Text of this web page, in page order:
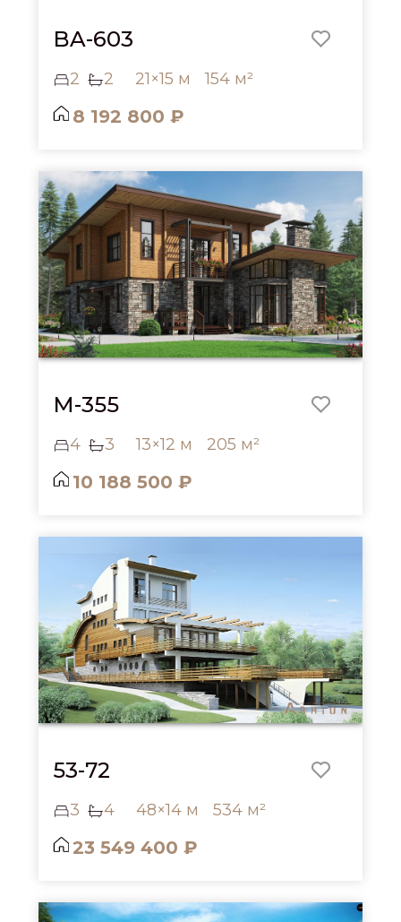
BA-603
2 2 21×15 м 154 м²
8 192 800 ₽
M-355
4 3 13×12 м 205 м²
10 188 500 ₽
53-72
3 4 48×14 м 534 м²
23 549 400 ₽